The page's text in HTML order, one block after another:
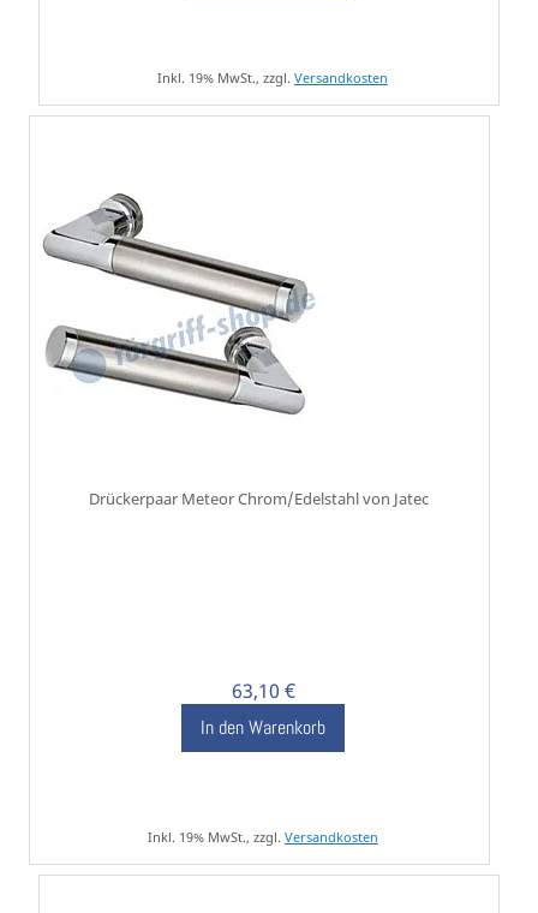
Inkl. 19% MwSt., zzgl. Versandkosten
Drückerpaar Meteor Chrom/Edelstahl von Jatec
63,10 €
In den Warenkorb
Inkl. 19% MwSt., zzgl. Versandkosten